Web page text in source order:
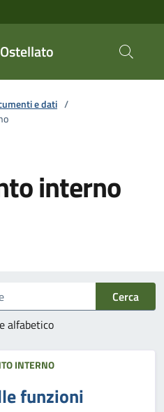
e dati /
interno
Cerca
alfabetico
INTERNO
funzioni